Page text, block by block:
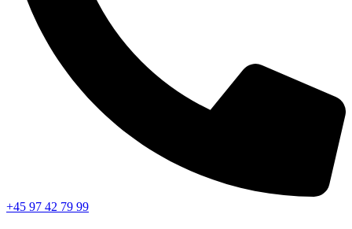
+45 97 42 79 99